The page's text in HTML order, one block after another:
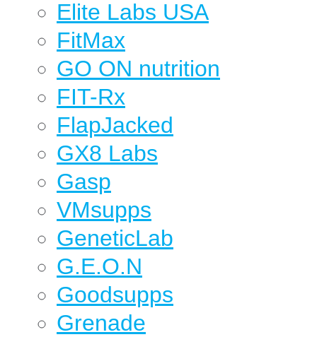
Elite Labs USA
FitMax
GO ON nutrition
FIT-Rx
FlapJacked
GX8 Labs
Gasp
VMsupps
GeneticLab
G.E.O.N
Goodsupps
Grenade